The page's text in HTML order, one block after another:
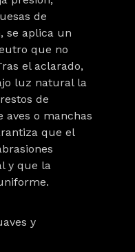
de
se aplica un
que no
el aclarado,
luz natural la
de
aves o manchas
que el
y que la
y